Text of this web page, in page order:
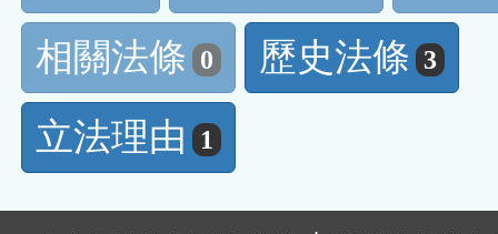
相關法條 0 歷史法條 3
立法理由 1